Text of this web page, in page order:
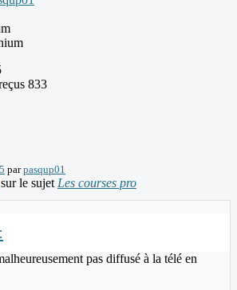
833
parpasqup01
sur le sujet Les courses pro
pas diffusé à la télé en